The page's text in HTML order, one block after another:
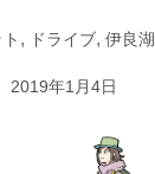
, ドライブ, 伊良湖
2019年1月4日